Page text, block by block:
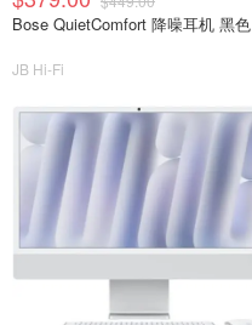
Bose QuietComfort 降噪耳机 黑色
JB Hi-Fi